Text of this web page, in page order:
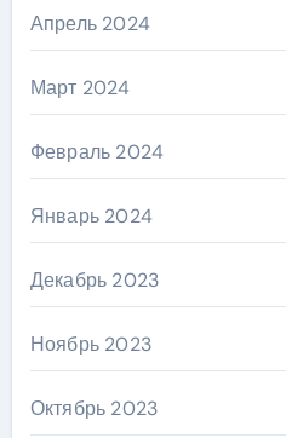
Апрель 2024
Март 2024
Февраль 2024
Январь 2024
Декабрь 2023
Ноябрь 2023
Октябрь 2023